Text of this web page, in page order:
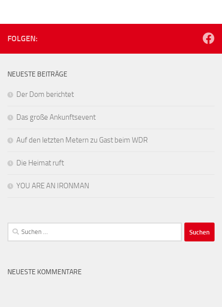
FOLGEN:
NEUESTE BEITRÄGE
Der Dom berichtet
Das große Ankunftsevent
Auf den letzten Metern zu Gast beim WDR
Die Heimat ruft
YOU ARE AN IRONMAN
Suchen
nach:
NEUESTE KOMMENTARE